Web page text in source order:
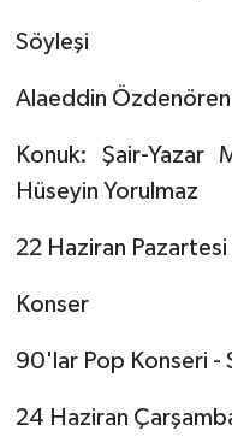
Söyleşi
Alaeddin Özdenören
Konuk: Şair-Yazar
Hüseyin Yorulmaz
22 Haziran
Konser
90'lar Pop Konseri -
24 Haziran